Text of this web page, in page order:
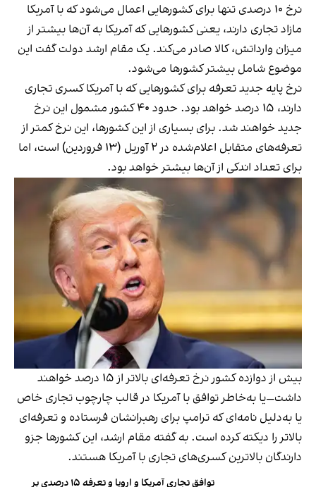
نرخ ۱۰ درصدی تنها برای کشورهایی اعمال می‌شود که با آمریکا
مازاد تجاری دارند، یعنی کشورهایی که آمریکا به آن‌ها بیشتر از
میزان وارداتش، کالا صادر می‌کند. یک مقام ارشد دولت گفت این
موضوع شامل بیشتر کشورها می‌شود.
نرخ پایه جدید تعرفه برای کشورهایی که با آمریکا کسری تجاری
دارند، ۱۵ درصد خواهد بود. حدود ۴۰ کشور مشمول این نرخ
جدید خواهند شد. برای بسیاری از این کشورها، این نرخ کمتر از
تعرفه‌های متقابل اعلام‌شده در ۲ آوریل (۱۳ فروردین) است، اما
برای تعداد اندکی از آن‌ها بیشتر خواهد بود.
بیش از دوازده کشور نرخ تعرفه‌ای بالاتر از ۱۵ درصد خواهند
داشت—یا به‌خاطر توافق با آمریکا در قالب چارچوب تجاری خاص
یا به‌دلیل نامه‌ای که ترامپ برای رهبرانشان فرستاده و تعرفه‌ای
بالاتر را دیکته کرده است. به گفته مقام ارشد، این کشورها جزو
دارندگان بالاترین کسری‌های تجاری با آمریکا هستند.
توافق تجاری آمریکا و اروپا و تعرفه ۱۵ درصدی بر